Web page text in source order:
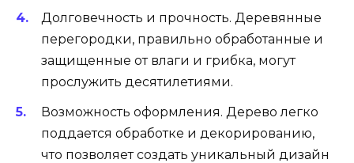
Долговечность и прочность. Деревянные
перегородки, правильно обработанные и
защищенные от влаги и грибка, могут
прослужить десятилетиями.
Возможность оформления. Дерево легко
поддается обработке и декорированию,
что позволяет создать уникальный дизайн